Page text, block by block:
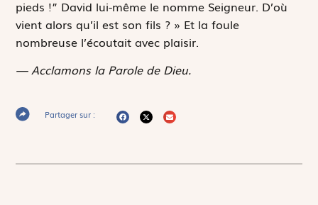
pieds !” David lui-même le nomme Seigneur. D’où
vient alors qu’il est son fils ? » Et la foule
nombreuse l’écoutait avec plaisir.
— Acclamons la Parole de Dieu.
Partager sur :